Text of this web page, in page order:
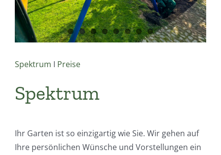
Spektrum I Preise
Spektrum
Ihr Garten ist so einzigartig wie Sie. Wir gehen auf
Ihre persönlichen Wünsche und Vorstellungen ein